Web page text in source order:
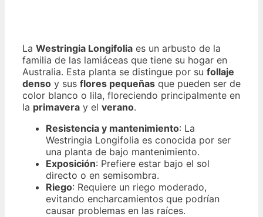
La Westringia Longifolia es un arbusto de la
familia de las lamiáceas que tiene su hogar en
Australia. Esta planta se distingue por su follaje
denso y sus flores pequeñas que pueden ser de
color blanco o lila, floreciendo principalmente en
la primavera y el verano.
Resistencia y mantenimiento: La
Westringia Longifolia es conocida por ser
una planta de bajo mantenimiento.
Exposición: Prefiere estar bajo el sol
directo o en semisombra.
Riego: Requiere un riego moderado,
evitando encharcamientos que podrían
causar problemas en las raíces.